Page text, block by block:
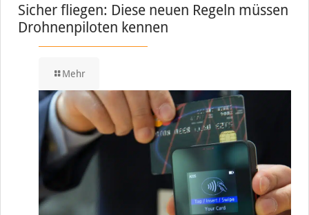
Sicher fliegen: Diese neuen Regeln müssen
Drohnenpiloten kennen
Mehr